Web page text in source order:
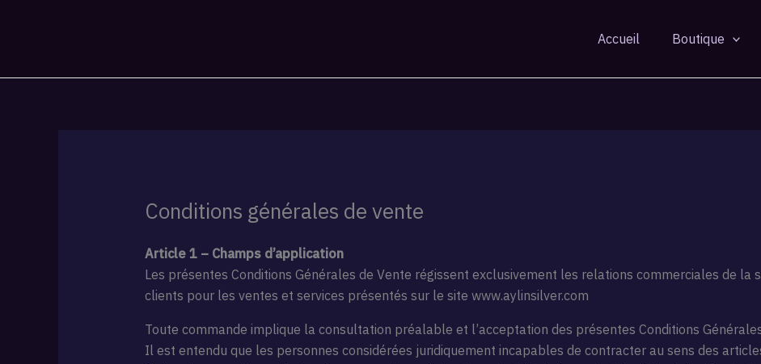
Accueil Boutique
Conditions générales de vente
Article 1 – Champs d’application
Les présentes Conditions Générales de Vente régissent exclusivement les relations commerciales de la
clients pour les ventes et services présentés sur le site www.aylinsilver.com
Toute commande implique la consultation préalable et l’acceptation des présentes Conditions
Il est entendu que les personnes considérées juridiquement incapables de contracter au sens des